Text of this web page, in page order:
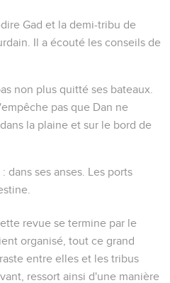
Gad et la demi-tribu de
Il a écouté les conseils de
non plus quitté ses bateaux.
pas que Dan ne
la plaine et sur le bord de
: dans ses anses . Les ports
revue se termine par le
organisé, tout ce grand
entre elles et les tribus
ressort ainsi d'une manière